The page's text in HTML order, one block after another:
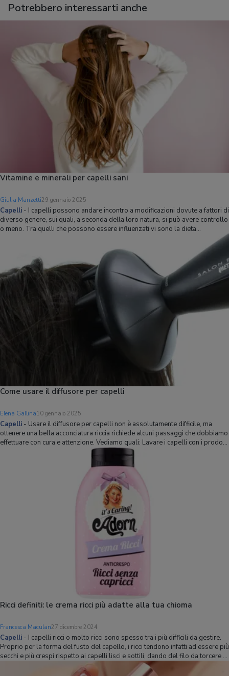
Potrebbero interessarti anche
Vitamine e minerali per capelli sani
Giulia Manzetti29 gennaio 2025
Capelli - I capelli possono andare incontro a modificazioni dovute a fattori di
diverso genere, sui quali, a seconda della loro natura, si può avere controllo
o meno. Tra quelli che possono essere influenzati vi sono la dieta
Come usare il diffusore per capelli
Elena Gallina10 gennaio 2025
Capelli - Usare il diffusore per capelli non è assolutamente difficile, ma
ottenere una bella acconciatura riccia richiede alcuni passaggi che dobbiamo
effettuare con cura e attenzione. Vediamo quali: Lavare i capelli con i prodotti
giusti; Tamponare l'acqua in eccesso; Preparare la chioma con prodott
Ricci definiti: le crema ricci più adatte alla tua chioma
Francesca Maculan27 dicembre 2024
Capelli - I capelli ricci o molto ricci sono spesso tra i più difficili da gestire.
Proprio per la forma del fusto del capello, i ricci tendono infatti ad essere più
secchi e più crespi rispetto ai capelli lisci e sottili, dando del filo da torcere a
chi desidera avere una chioma ordinata e ciocche ben def